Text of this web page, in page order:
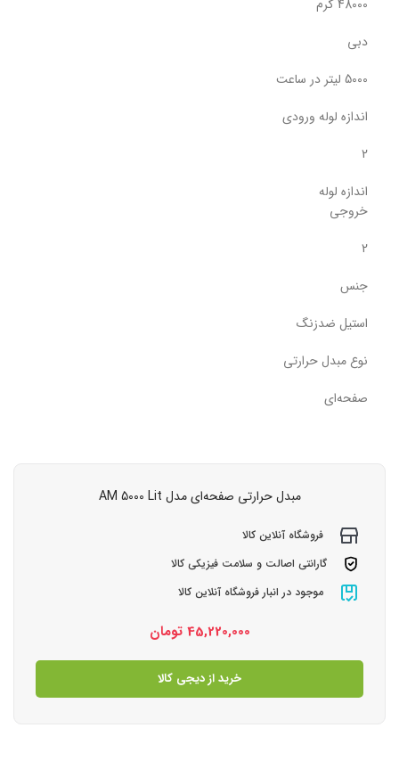
48000 گرم
دبی
5000 لیتر در ساعت
اندازه لوله ورودی
2
اندازه لوله
خروجی
2
جنس
استیل ضدزنگ
نوع مبدل حرارتی
صفحه‌ای
مبدل حرارتی صفحه‌ای مدل AM 5000 Lit
فروشگاه آنلاین کالا
گارانتی اصالت و سلامت فیزیکی کالا
موجود در انبار فروشگاه آنلاین کالا
45,220,000 تومان
خرید از دیجی کالا